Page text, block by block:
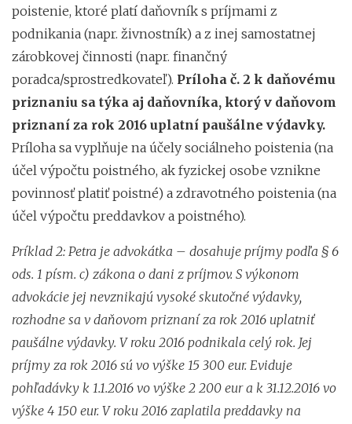
poistenie, ktoré platí daňovník s príjmami z
podnikania (napr. živnostník) a z inej samostatnej
zárobkovej činnosti (napr. finančný
poradca/sprostredkovateľ). Príloha č. 2 k daňovému
priznaniu sa týka aj daňovníka, ktorý v daňovom
priznaní za rok 2016 uplatní paušálne výdavky.
Príloha sa vyplňuje na účely sociálneho poistenia (na
účel výpočtu poistného, ak fyzickej osobe vznikne
povinnosť platiť poistné) a zdravotného poistenia (na
účel výpočtu preddavkov a poistného).
Príklad 2: Petra je advokátka – dosahuje príjmy podľa § 6
ods. 1 písm. c) zákona o dani z príjmov. S výkonom
advokácie jej nevznikajú vysoké skutočné výdavky,
rozhodne sa v daňovom priznaní za rok 2016 uplatniť
paušálne výdavky. V roku 2016 podnikala celý rok. Jej
príjmy za rok 2016 sú vo výške 15 300 eur. Eviduje
pohľadávky k 1.1.2016 vo výške 2 200 eur a k 31.12.2016 vo
výške 4 150 eur. V roku 2016 zaplatila preddavky na